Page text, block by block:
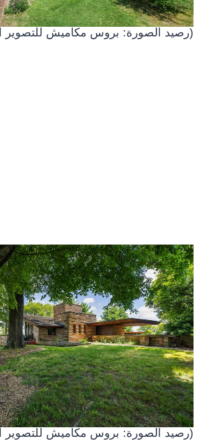
(رصيد الصورة: بروس مكاميش للتصوير
(رصيد الصورة: بروس مكاميش للتصوير